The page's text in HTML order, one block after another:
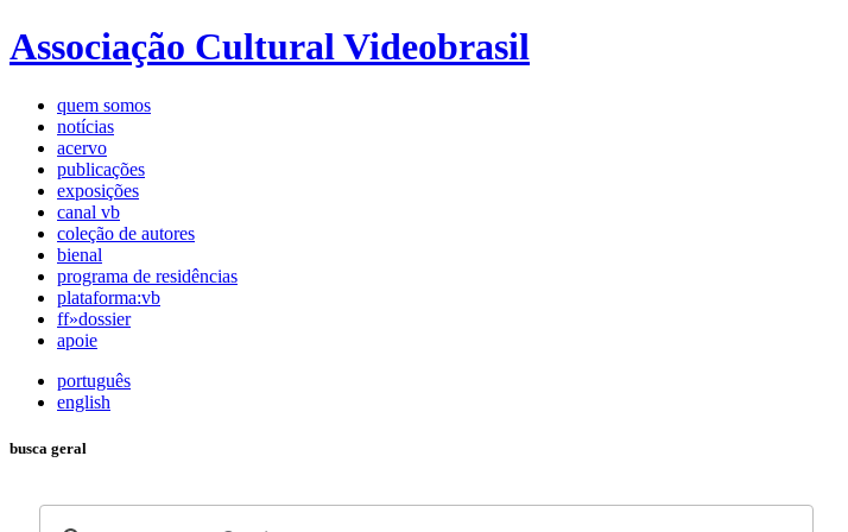
Associação Cultural Videobrasil
quem somos
notícias
acervo
publicações
exposições
canal vb
coleção de autores
bienal
programa de residências
plataforma:vb
ff»dossier
apoie
português
english
busca geral